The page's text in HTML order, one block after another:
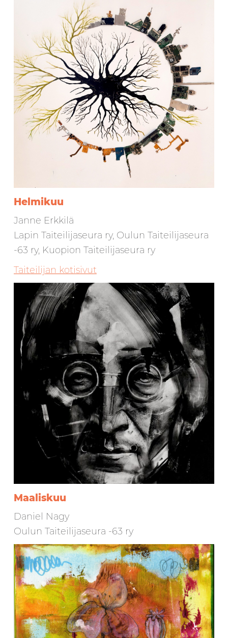
Helmikuu
Janne Erkkilä
Lapin Taiteilijaseura ry, Oulun Taiteilijaseura
-63 ry, Kuopion Taiteilijaseura ry
Taiteilijan kotisivut
Maaliskuu
Daniel Nagy
Oulun Taiteilijaseura -63 ry